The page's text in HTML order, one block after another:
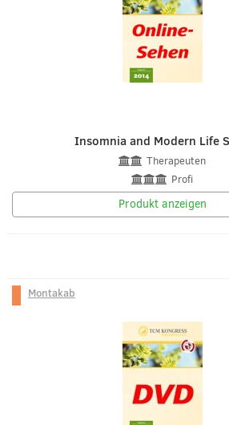
Insomnia and Modern Life
Therapeuten
Profi
Produkt anzeigen
Montakab